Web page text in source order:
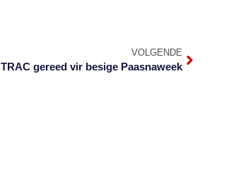
VOLGENDE
TRAC gereed vir besige Paasnaweek